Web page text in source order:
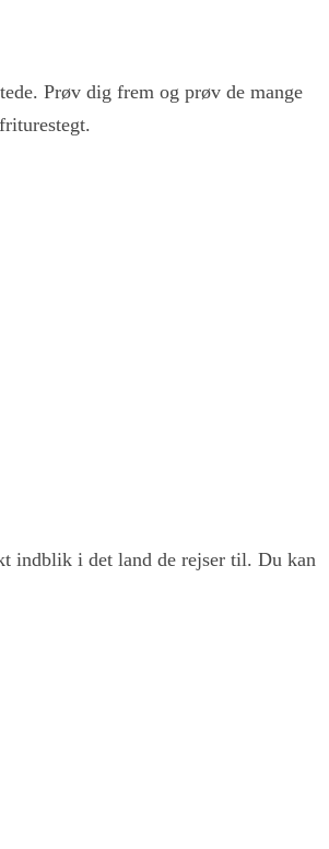
Prøv dig frem og prøv de mange
indblik i det land de rejser til. Du kan